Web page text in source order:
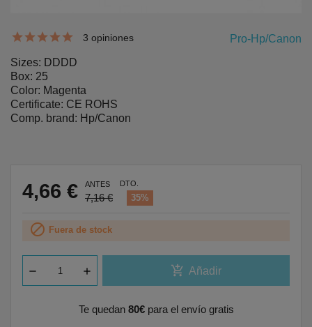
3 opiniones Pro-Hp/Canon
Sizes: DDDD
Box: 25
Color: Magenta
Certificate: CE ROHS
Comp. brand: Hp/Canon
4,66 € ANTES
7,16 €
DTO.
35%
 Fuera de stock
add_shopping_cart Añadir
Te quedan 80€para el envío gratis